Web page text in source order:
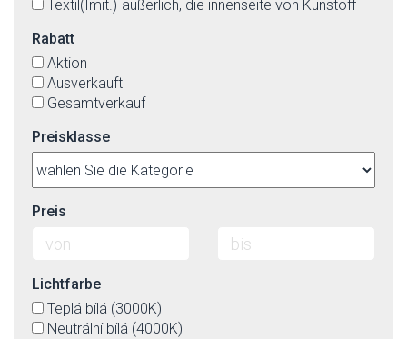
Textil(Imit.)-äußerlich, die innenseite von Kunstoff
Rabatt
Aktion
Ausverkauft
Gesamtverkauf
Preisklasse
Preis
Lichtfarbe
Teplá bílá (3000K)
Neutrální bílá (4000K)